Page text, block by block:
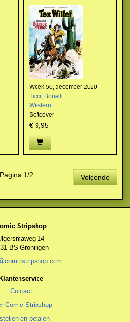
Week 50, december 2020
Ticci, Bonelli
Western
Softcover
€ 9,95
Pagina 1/2 Volgende
Stripshop
14
BS Groningen
Klantenservice
Contact
Comic Stripshop
en betalen